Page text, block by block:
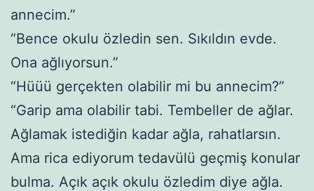
annecim.”
“Bence okulu özledin sen. Sıkıldın evde.
Ona ağlıyorsun.”
“Hüüü gerçekten olabilir mi bu annecim?”
“Garip ama olabilir tabi. Tembeller de ağlar.
Ağlamak istediğin kadar ağla, rahatlarsın.
Ama rica ediyorum tedavülü geçmiş konular
bulma. Açık açık okulu özledim diye ağla.